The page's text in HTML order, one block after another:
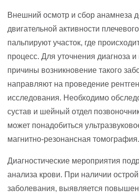
Внешний осмотр и сбор анамнеза
двигательной активности
пальпируют участок, где
процесс. Для уточнения диагноза
причины возникновение такого
направляют на проведение
исследования. Необходимо
сустав и шейный отдел
может понадобиться
магнитно-резонансная томография.
Диагностические мероприятия
анализа крови. При наличии
заболевания, выявляется